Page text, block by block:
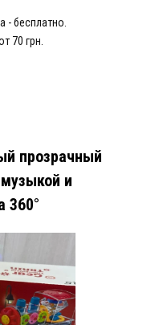
- бесплатно.
70 грн.
прозрачный
и
360°